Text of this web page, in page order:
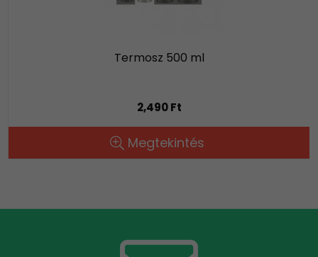
Termosz 500 ml
2,490 Ft
Megtekintés